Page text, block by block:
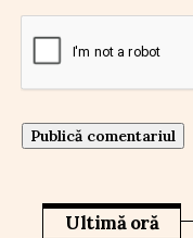
Ultimă oră